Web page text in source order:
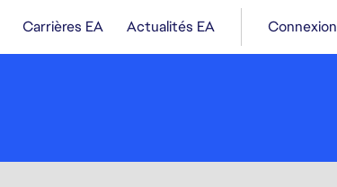
Carrières EA Actualités EA Connexion